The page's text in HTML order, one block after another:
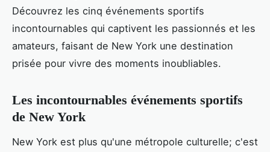
Découvrez les cinq événements sportifs
incontournables qui captivent les passionnés et les
amateurs, faisant de New York une destination
prisée pour vivre des moments inoubliables.
Les incontournables événements sportifs
de New York
New York est plus qu'une métropole culturelle; c'est